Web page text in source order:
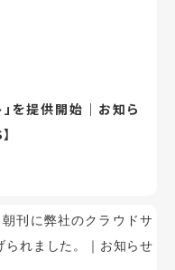
を提供開始｜お知ら